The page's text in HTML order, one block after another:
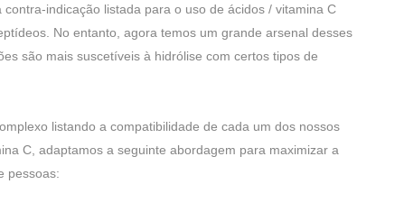
indicação listada para o uso de ácidos / vitamina C
No entanto, agora temos um grande arsenal desses
são mais suscetíveis à hidrólise com certos tipos de
listando a compatibilidade de cada um dos nossos
C, adaptamos a seguinte abordagem para maximizar a
pessoas: